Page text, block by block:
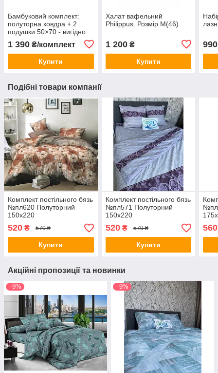
Бамбуковий комплект:
полуторна ковдра + 2
подушки 50×70 - вигідно
1 390 ₴/комплект
Купити
Халат вафельний
Philippus. Розмір М(46)
1 200₴
Купити
990
Подібні товари компанії
Комплект постільного бязь
№пл620 Полуторний
150х220
520 ₴ 570 ₴
Купити
Комплект постільного бязь
№пл571 Полуторний
150х220
520₴ 570 ₴
Купити
560
Акційні пропозиції та новинки
–9% –9%